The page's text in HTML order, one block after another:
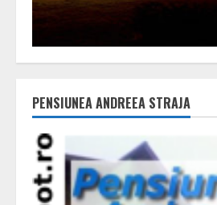
PENSIUNEA ANDREEA STRAJA